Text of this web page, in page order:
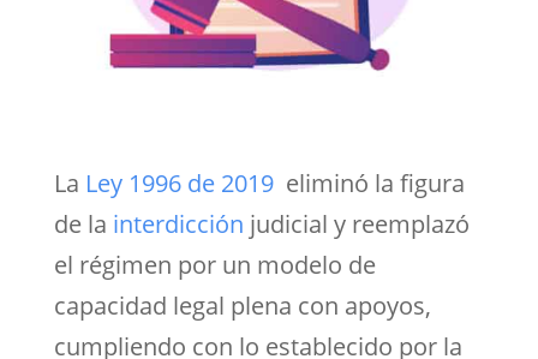
La Ley 1996 de 2019eliminó la figura
de la interdicción judicial y reemplazó
el régimen por un modelo de
capacidad legal plena con apoyos,
cumpliendo con lo establecido por la